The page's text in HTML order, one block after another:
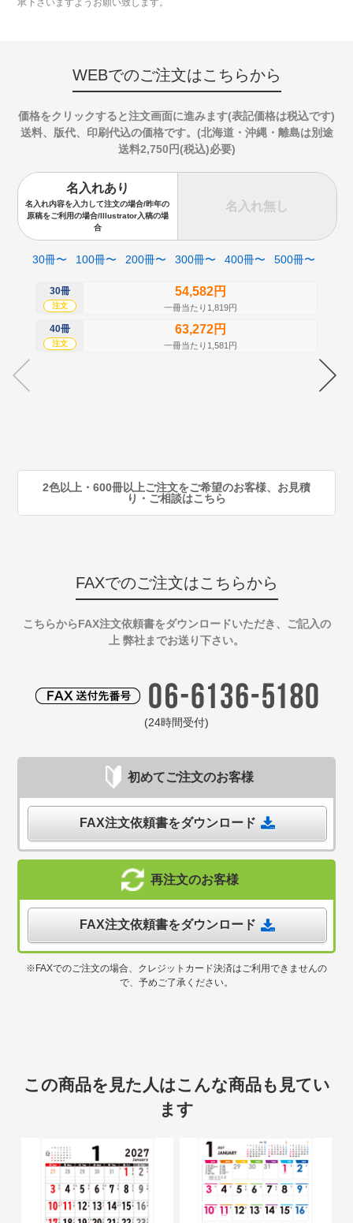
承下さいますようお願い致します。
WEBでのご注文はこちらから
価格をクリックすると注文画面に進みます(表記価格は税込です)
送料、版代、印刷代込の価格です。(北海道・沖縄・離島は別途
送料2,750円(税込)必要)
名入れあり
名入れ内容を入力して注文の場合/昨年の
原稿をご利用の場合/Illustrator入稿の場
合
名入れ無し
30冊〜 100冊〜 200冊〜 300冊〜 400冊〜 500冊〜
30冊
注文
54,582円
一冊当たり1,819円
40冊
注文
63,272円
一冊当たり1,581円
2色以上・600冊以上ご注文をご希望のお客様、お見積
り・ご相談はこちら
FAXでのご注文はこちらから
こちらからFAX注文依頼書をダウンロードいただき、ご記入の
上 弊社までお送り下さい。
(24時間受付)
初めてご注文のお客様
FAX注文依頼書をダウンロード
再注文のお客様
FAX注文依頼書をダウンロード
※FAXでのご注文の場合、クレジットカード決済はご利用できませんの
で、予めご了承ください。
この商品を見た人はこんな商品も見てい
ます